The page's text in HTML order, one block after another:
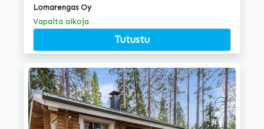
Lomarengas Oy
Vapaita aikoja
Tutustu